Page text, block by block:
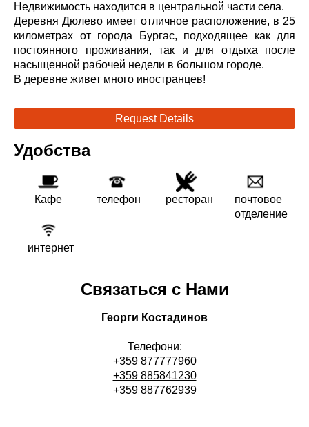
Недвижимость находится в центральной части села.
Деревня Дюлево имеет отличное расположение, в 25
километрах от города Бургас, подходящее как для
постоянного проживания, так и для отдыха после
насыщенной рабочей недели в большом городе.
В деревне живет много иностранцев!
Request Details
Удобства
Кафе телефон ресторан
почтовое
отделение
интернет
Связаться с Нами
Георги Костадинов
Телефони:
+359 877777960
+359 885841230
+359 887762939